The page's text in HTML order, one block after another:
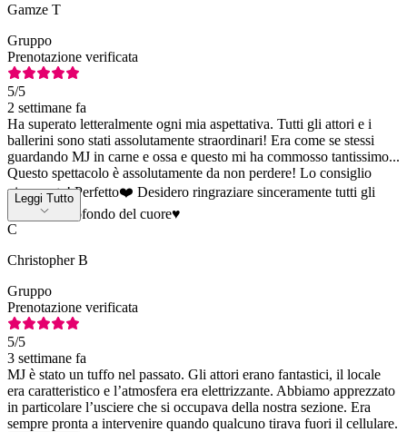
Gamze T
Gruppo
Prenotazione verificata
5/5
2 settimane fa
Ha superato letteralmente ogni mia aspettativa. Tutti gli attori e i
ballerini sono stati assolutamente straordinari! Era come se stessi
guardando MJ in carne e ossa e questo mi ha commosso tantissimo...
Questo spettacolo è assolutamente da non perdere! Lo consiglio
vivamente! Perfetto❤️ Desidero ringraziare sinceramente tutti gli
artisti dal profondo del cuore♥️
Leggi Tutto
C
Christopher B
Gruppo
Prenotazione verificata
5/5
3 settimane fa
MJ è stato un tuffo nel passato. Gli attori erano fantastici, il locale
era caratteristico e l’atmosfera era elettrizzante. Abbiamo apprezzato
in particolare l’usciere che si occupava della nostra sezione. Era
sempre pronta a intervenire quando qualcuno tirava fuori il cellulare.